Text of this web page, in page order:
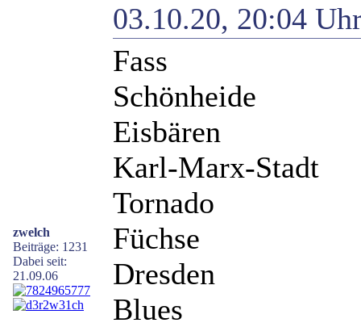
zwelch
Beiträge: 1231
Dabei seit:
21.09.06
03.10.20, 20:04
Fass
Schönheide
Eisbären
Karl-Marx-Stadt
Tornado
Füchse
Dresden
Blues